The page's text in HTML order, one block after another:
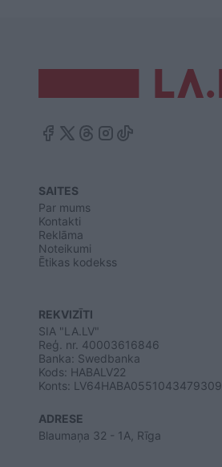
SAITES
Par mums
Kontakti
Reklāma
Noteikumi
Ētikas kodekss
REKVIZĪTI
SIA "LA.LV"
Reģ. nr. 40003616846
Banka: Swedbanka
Kods: HABALV22
Konts: LV64HABA0551043479309
ADRESE
Blaumaņa 32 - 1A, Rīga